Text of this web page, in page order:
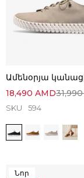
18,490 AMD
SKU 594
Նոր